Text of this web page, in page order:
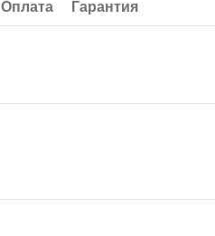
Оплата Гарантия